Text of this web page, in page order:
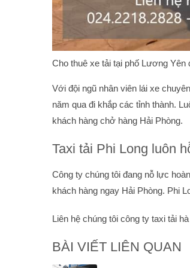
Cho thuê xe tải tại phố Lương Yên
Với đội ngũ nhân viên lái xe
năm qua đi khắp các tỉnh thành.
khách hàng chở hàng Hải Phòng.
Taxi tải Phi Long luôn
Công ty chúng tôi đang nỗ lực
khách hàng ngay Hải Phòng. Phi
Liên hệ chúng tôi công ty taxi tải
BÀI VIẾT LIÊN QUAN